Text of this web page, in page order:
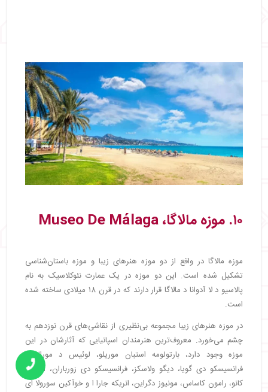
۱۰. موزه مالاگا، Museo De Málaga
موزه مالاگا در واقع از دو موزه هنرهای زیبا و موزه باستان‌شناسی
تشکیل شده است. این دو موزه در یک عمارت نئوکلاسیک به نام
پالاسیو د لا آدوانا د مالاگا قرار دارند که در قرن ۱۸ میلادی ساخته شده
است.
در موزه هنرهای زیبا مجموعه بی‌نظیری از نقاشی‌های قرن نوزدهم به
چشم می‌خورد. معروف‌ترین هنرمندان اسپانیایی که آثارشان در این
موزه وجود دارد، بارتولومه استبان موریلو، لوئیس د مورالس،
فرانسیسکو دی گویا، دیگو ولاسکز، فرانسیسکو دی زورباران، آلونسو
کانو، رامون کاساس، مونیوز دگراین، انریکه جارا ا و خوآکین سورولا ای